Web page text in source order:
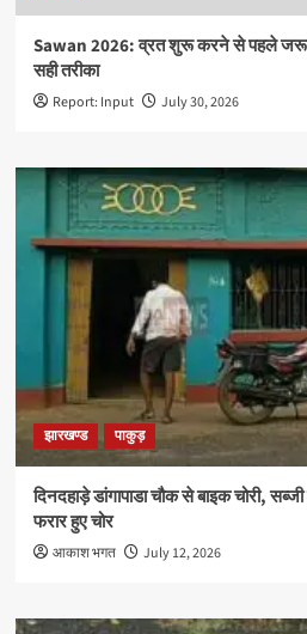
Sawan 2026: व्रत शुरू करने से पहले
सही तरीका
Report: Input July 30, 2026
झारखण्ड पाकुड़
दिनदहाड़े डांगापाडा चौक से बाइक चोरी,
फरार हुए चोर
आकाश भगत July 12, 2026